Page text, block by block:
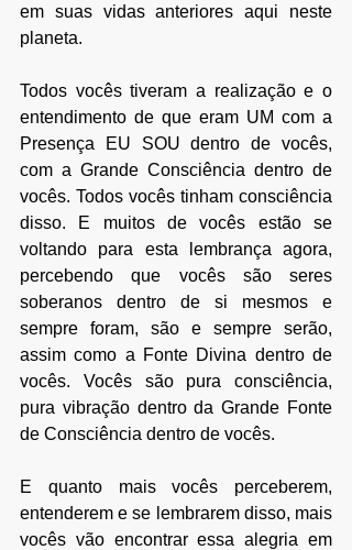
em suas vidas anteriores aqui neste
planeta.
Todos vocês tiveram a realização e o
entendimento de que eram UM com a
Presença EU SOU dentro de vocês,
com a Grande Consciência dentro de
vocês. Todos vocês tinham consciência
disso. E muitos de vocês estão se
voltando para esta lembrança agora,
percebendo que vocês são seres
soberanos dentro de si mesmos e
sempre foram, são e sempre serão,
assim como a Fonte Divina dentro de
vocês. Vocês são pura consciência,
pura vibração dentro da Grande Fonte
de Consciência dentro de vocês.
E quanto mais vocês perceberem,
entenderem e se lembrarem disso, mais
vocês vão encontrar essa alegria em